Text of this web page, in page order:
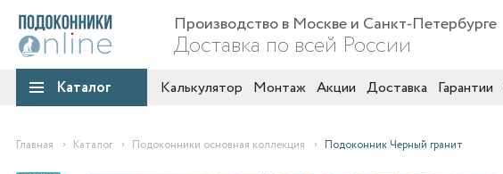
Производство в Москве и Санкт-Петербурге
Доставка по всей России
Каталог Калькулятор Монтаж Акции Доставка Гарантии
Главная Каталог Подоконники основная коллекция Подоконник Черный гранит